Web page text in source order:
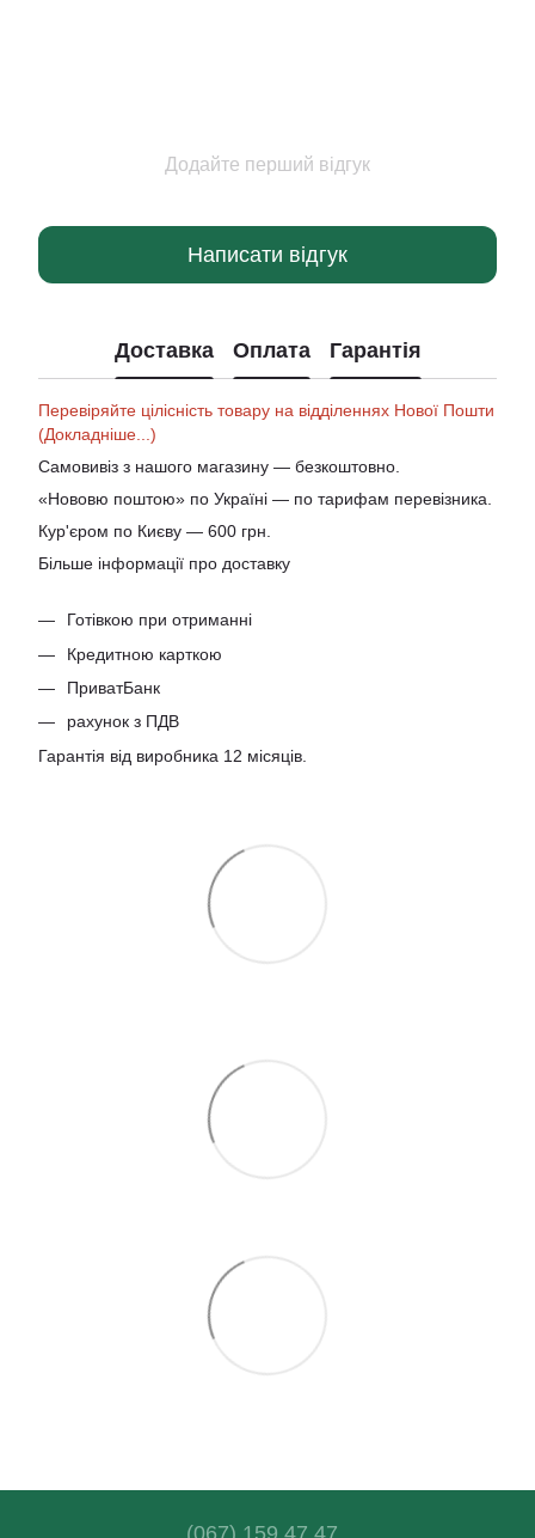
Додайте перший відгук
Написати відгук
Доставка Оплата Гарантія
Перевіряйте цілісність товару на відділеннях Нової Пошти
(Докладніше...)
Самовивіз з нашого магазину — безкоштовно.
«Нововю поштою» по Україні — по тарифам перевізника.
Кур'єром по Києву — 600 грн.
Більше інформації про доставку
Готівкою при отриманні
Кредитною карткою
ПриватБанк
рахунок з ПДВ
Гарантія від виробника 12 місяців.
(067) 159 47 47